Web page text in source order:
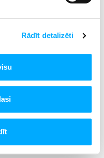
Rādīt detalizēti